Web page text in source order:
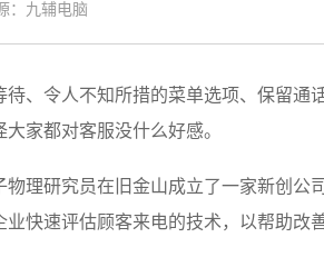
： 九辅电脑
待、令人不知所措的菜单选项、保留通
大家都对客服没什么好感。
物理研究员在旧金山成立了一家新创公
业快速评估顾客来电的技术，以帮助改